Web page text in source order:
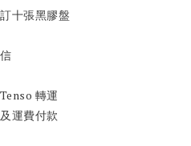
十張黑膠盤
轉運
運費付款